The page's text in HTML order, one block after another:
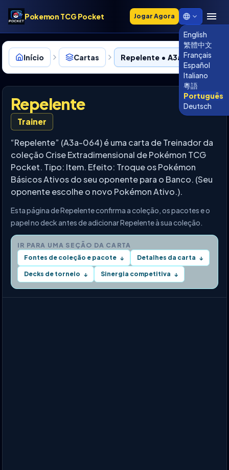
Pokemon TCG Pocket Jogar Agora
English
繁體中文
Français
Español
Italiano
粵語
Português
Deutsch
Início Cartas Repelente • A3a-064
Repelente
Trainer
“Repelente” (A3a-064) é uma carta de Treinador da
coleção Crise Extradimensional de Pokémon TCG
Pocket. Tipo: Item. Efeito: Troque os Pokémon
Básicos Ativos do seu oponente para o Banco. (Seu
oponente escolhe o novo Pokémon Ativo.).
Esta página de Repelente confirma a coleção, os pacotes e o
papel no deck antes de adicionar Repelente à sua coleção.
IR PARA UMA SEÇÃO DA CARTA
Fontes de coleção e pacote ↓ Detalhes da carta ↓
Decks de torneio ↓ Sinergia competitiva ↓